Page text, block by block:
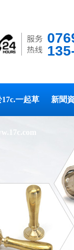
17c.一起草 新聞